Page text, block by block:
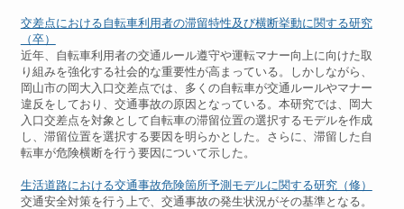
交差点における自転車利用者の滞留特性及び横断挙動に関する研究
（卒）
近年、自転車利用者の交通ルール遵守や運転マナー向上に向けた取
り組みを強化する社会的な重要性が高まっている。しかしながら、
岡山市の岡大入口交差点では、多くの自転車が交通ルールやマナー
違反をしており、交通事故の原因となっている。本研究では、岡大
入口交差点を対象として自転車の滞留位置の選択するモデルを作成
し、滞留位置を選択する要因を明らかとした。さらに、滞留した自
転車が危険横断を行う要因について示した。
生活道路における交通事故危険箇所予測モデルに関する研究（修）
交通安全対策を行う上で、交通事故の発生状況がその基準となる。